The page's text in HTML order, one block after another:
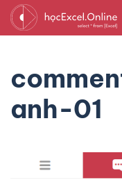
anh-01